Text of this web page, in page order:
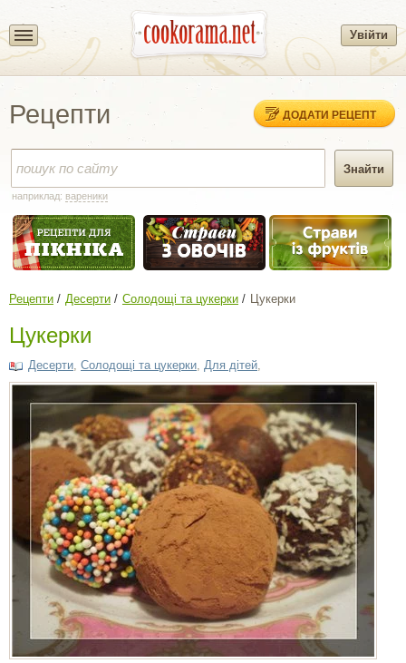
Увійти
Рецепти ДОДАТИ РЕЦЕПТ
наприклад: вареники
Рецепти Десерти Солодощі та цукерки Цукерки
Цукерки
Десерти Солодощі та цукерки Для дітей